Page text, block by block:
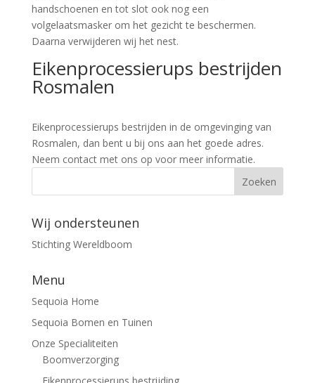
handschoenen en tot slot ook nog een
volgelaatsmasker om het gezicht te beschermen.
Daarna verwijderen wij het nest.
Eikenprocessierups bestrijden
Rosmalen
Eikenprocessierups bestrijden in de omgevinging van
Rosmalen, dan bent u bij ons aan het goede adres.
Neem contact met ons op voor meer informatie.
Wij ondersteunen
Stichting Wereldboom
Menu
Sequoia Home
Sequoia Bomen en Tuinen
Onze Specialiteiten
Boomverzorging